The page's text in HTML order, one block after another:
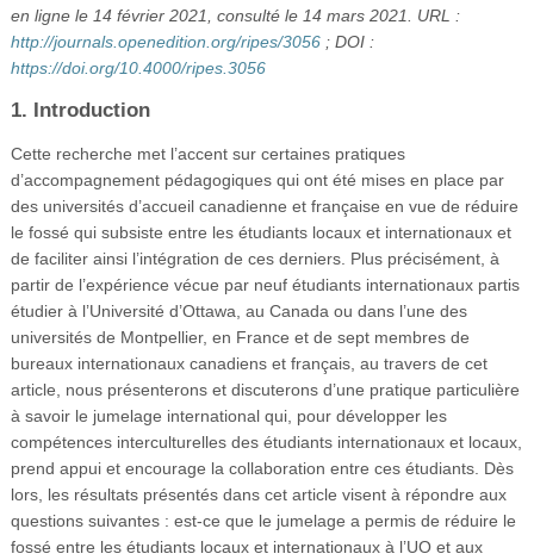
en ligne le 14 février 2021, consulté le 14 mars 2021. URL :
http://journals.openedition.org/ripes/3056; DOI :
https://doi.org/10.4000/ripes.3056
1. Introduction
Cette recherche met l’accent sur certaines pratiques
d’accompagnement pédagogiques qui ont été mises en place par
des universités d’accueil canadienne et française en vue de réduire
le fossé qui subsiste entre les étudiants locaux et internationaux et
de faciliter ainsi l’intégration de ces derniers. Plus précisément, à
partir de l’expérience vécue par neuf étudiants internationaux partis
étudier à l’Université d’Ottawa, au Canada ou dans l’une des
universités de Montpellier, en France et de sept membres de
bureaux internationaux canadiens et français, au travers de cet
article, nous présenterons et discuterons d’une pratique particulière
à savoir le jumelage international qui, pour développer les
compétences interculturelles des étudiants internationaux et locaux,
prend appui et encourage la collaboration entre ces étudiants. Dès
lors, les résultats présentés dans cet article visent à répondre aux
questions suivantes : est-ce que le jumelage a permis de réduire le
fossé entre les étudiants locaux et internationaux à l’UO et aux